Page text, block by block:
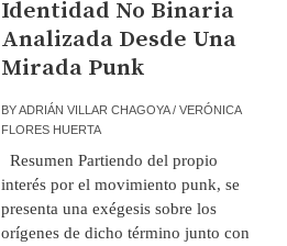
Identidad No Binaria
Analizada Desde Una
Mirada Punk
BYADRIÁN VILLAR CHAGOYA / VERÓNICA
FLORES HUERTA
Resumen Partiendo del propio
interés por el movimiento punk, se
presenta una exégesis sobre los
orígenes de dicho término junto con